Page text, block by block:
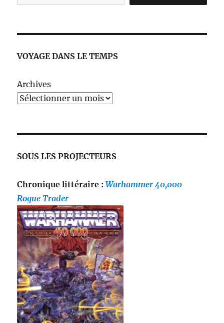
VOYAGE DANS LE TEMPS
Archives
SOUS LES PROJECTEURS
Chronique littéraire :Warhammer 40,000
Rogue Trader